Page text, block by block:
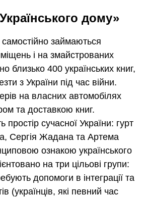
дому»
самостійно займаються
і на змайстрованих
близько 400 українських книг,
з України під час війни.
на власних автомобілях
та доставкою книг.
простір сучасної України: гурт
Сергія Жадана та Артема
ознакою українського
на три цільові групи:
допомоги в інтеграції та
(українців, які певний час